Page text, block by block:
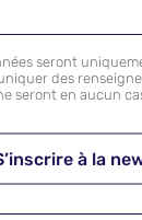
seront
des
seront en aucun